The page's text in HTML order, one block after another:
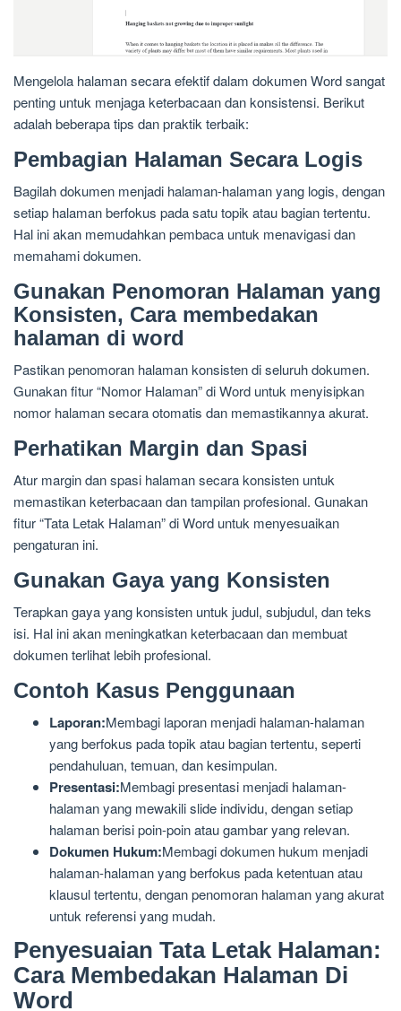
Mengelola halaman secara efektif dalam dokumen Word sangat
penting untuk menjaga keterbacaan dan konsistensi. Berikut
adalah beberapa tips dan praktik terbaik:
Pembagian Halaman Secara Logis
Bagilah dokumen menjadi halaman-halaman yang logis, dengan
setiap halaman berfokus pada satu topik atau bagian tertentu.
Hal ini akan memudahkan pembaca untuk menavigasi dan
memahami dokumen.
Gunakan Penomoran Halaman yang
Konsisten, Cara membedakan
halaman di word
Pastikan penomoran halaman konsisten di seluruh dokumen.
Gunakan fitur “Nomor Halaman” di Word untuk menyisipkan
nomor halaman secara otomatis dan memastikannya akurat.
Perhatikan Margin dan Spasi
Atur margin dan spasi halaman secara konsisten untuk
memastikan keterbacaan dan tampilan profesional. Gunakan
fitur “Tata Letak Halaman” di Word untuk menyesuaikan
pengaturan ini.
Gunakan Gaya yang Konsisten
Terapkan gaya yang konsisten untuk judul, subjudul, dan teks
isi. Hal ini akan meningkatkan keterbacaan dan membuat
dokumen terlihat lebih profesional.
Contoh Kasus Penggunaan
Laporan:Membagi laporan menjadi halaman-halaman
yang berfokus pada topik atau bagian tertentu, seperti
pendahuluan, temuan, dan kesimpulan.
Presentasi:Membagi presentasi menjadi halaman-
halaman yang mewakili slide individu, dengan setiap
halaman berisi poin-poin atau gambar yang relevan.
Dokumen Hukum:Membagi dokumen hukum menjadi
halaman-halaman yang berfokus pada ketentuan atau
klausul tertentu, dengan penomoran halaman yang akurat
untuk referensi yang mudah.
Penyesuaian Tata Letak Halaman:
Cara Membedakan Halaman Di
Word